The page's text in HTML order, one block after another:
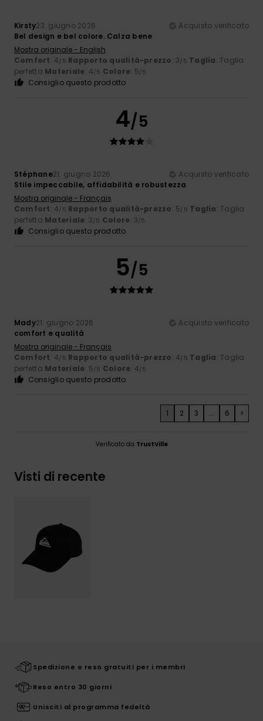
Kirsty23. giugno 2026
Acquisto verificato
Bel design e bel colore. Calza bene
Mostra originale - English
Comfort: 4/5 Rapporto qualità-prezzo: 3/5 Taglia: Taglia
perfetta Materiale: 4/5 Colore: 5/5
Consiglio questo prodotto
4/5
Stéphane21. giugno 2026
Acquisto verificato
Stile impeccabile, affidabilità e robustezza
Mostra originale - Français
Comfort: 4/5 Rapporto qualità-prezzo: 5/5 Taglia: Taglia
perfetta Materiale: 3/5 Colore: 3/5
Consiglio questo prodotto
5/5
Mady21. giugno 2026
Acquisto verificato
comfort e qualità
Mostra originale - Français
Comfort: 4/5 Rapporto qualità-prezzo: 4/5 Taglia: Taglia
perfetta Materiale: 5/5 Colore: 4/5
Consiglio questo prodotto
1 2 3 ... 6 >
Verificato da TrustVille
Visti di recente
Spedizione e reso gratuiti per i membri
Reso entro 30 giorni
Unisciti al programma fedeltà